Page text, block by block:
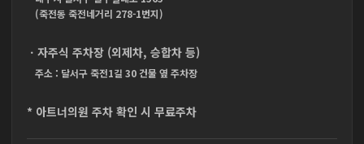
(죽전동 죽전네거리 278-1번지)
ㆍ자주식 주차장 (외제차, 승합차 등)
주소 : 달서구 죽전1길 30 건물 옆 주차장
* 아트너의원 주차 확인 시 무료주차